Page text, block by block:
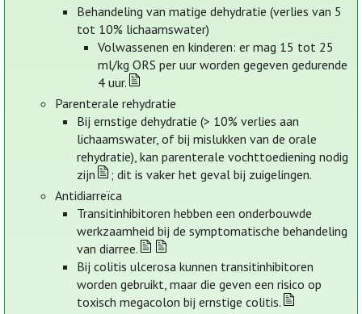
Behandeling van matige dehydratie (verlies van 5
tot 10% lichaamswater)
Volwassenen en kinderen: er mag 15 tot 25
ml/kg ORS per uur worden gegeven gedurende
4 uur.
Parenterale rehydratie
Bij ernstige dehydratie (> 10% verlies aan
lichaamswater, of bij mislukken van de orale
rehydratie), kan parenterale vochttoediening nodig
zijn
; dit is vaker het geval bij zuigelingen.
Antidiarreïca
Transitinhibitoren hebben een onderbouwde
werkzaamheid bij de symptomatische behandeling
van diarree.
Bij colitis ulcerosa kunnen transitinhibitoren
worden gebruikt, maar die geven een risico op
toxisch megacolon bij ernstige colitis.